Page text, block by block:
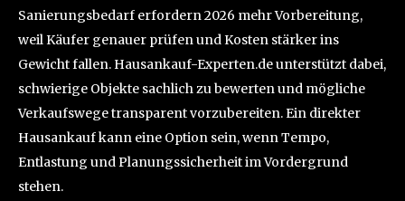
Sanierungsbedarf erfordern 2026 mehr Vorbereitung,
weil Käufer genauer prüfen und Kosten stärker ins
Gewicht fallen. Hausankauf-Experten.de unterstützt dabei,
schwierige Objekte sachlich zu bewerten und mögliche
Verkaufswege transparent vorzubereiten. Ein direkter
Hausankauf kann eine Option sein, wenn Tempo,
Entlastung und Planungssicherheit im Vordergrund
stehen.